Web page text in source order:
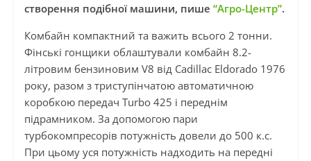
створення подібної машини, пише “Агро-Центр”.
Комбайн компактний та важить всього 2 тонни.
Фінські гонщики облаштували комбайн 8.2-
літровим бензиновим V8 від Cadillac Eldorado 1976
року, разом з триступінчатоюавтоматичною
коробкою передач Turbo 425 і переднім
підрамником. За допомогою пари
турбокомпресорів потужність довели до 500 к.с.
При цьому уся потужність надходить на передні